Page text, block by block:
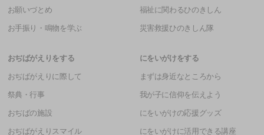
お願いづとめ
お手振り・鳴物を学ぶ
福祉に関わるひのきしん
災害救援ひのきしん隊
おぢばがえりをする
おぢばがえりに際して
祭典・行事
おぢばの施設
おぢばがえりスマイル
にをいがけをする
まずは身近なところから
我が子に信仰を伝えよう
にをいがけの応援グッズ
にをいがけに活用できる講座